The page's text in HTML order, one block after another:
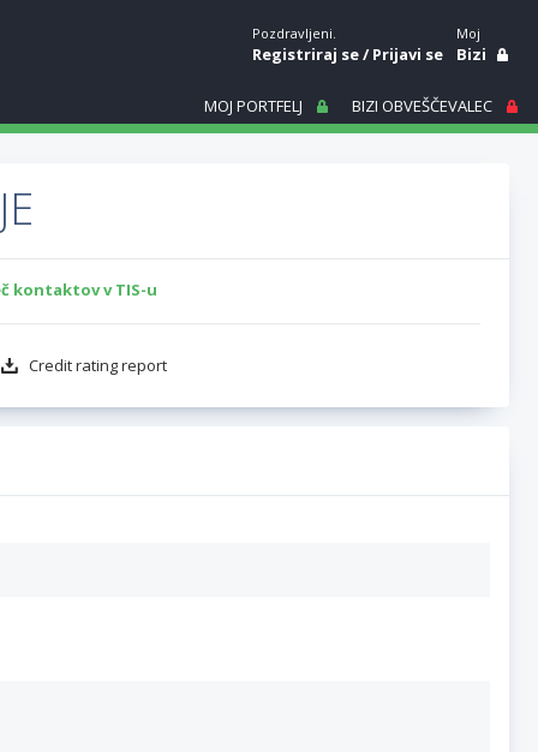
Pozdravljeni.
Registriraj se/Prijavi se
Moj
Bizi
MOJ PORTFELJ BIZI OBVEŠČEVALEC
kontaktov v TIS-u
Credit rating report